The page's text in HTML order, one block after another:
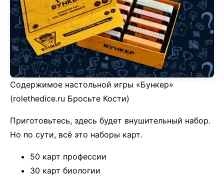
Содержимое настольной игры «Бункер»
(rolethedice.ru Бросьте Кости)
Приготовьтесь, здесь будет внушительный набор.
Но по сути, всё это наборы карт.
50 карт профессии
30 карт биологии